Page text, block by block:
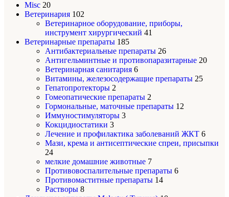
Misc 20
Ветеринария 102
Ветеринарное оборудование, приборы,
инструмент хирургический 41
Ветеринарные препараты 185
Антибактериальные препараты 26
Антигельминтные и противопаразитарные 20
Ветеринарная санитария 6
Витамины, железосодержащие препараты 25
Гепатопротекторы 2
Гомеопатические препараты 2
Гормональные, маточные препараты 12
Иммуностимуляторы 3
Кокцидиостатики 3
Лечение и профилактика заболеваний ЖКТ 6
Мази, крема и антисептические спреи, присыпки
24
мелкие домашние животные 7
Противовоспалительные препараты 6
Противомаститные препараты 14
Растворы 8